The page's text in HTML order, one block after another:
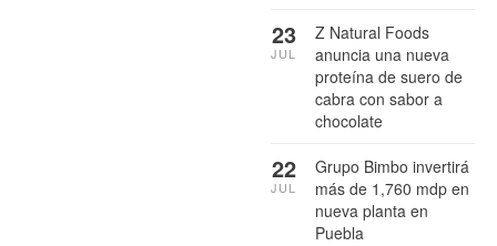
Z Natural Foods
anuncia una nueva
proteína de suero de
cabra con sabor a
chocolate
23
JUL
Grupo Bimbo invertirá
más de 1,760 mdp en
nueva planta en
Puebla
22
JUL